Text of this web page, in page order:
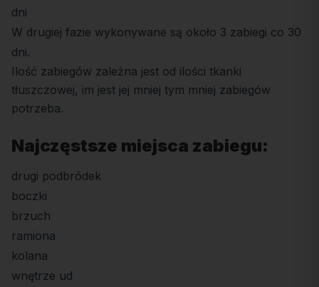
dni
W drugiej fazie wykonywane są około 3 zabiegi co 30
dni.
Ilość zabiegów zależna jest od ilości tkanki
tłuszczowej, im jest jej mniej tym mniej zabiegów
potrzeba.
Najczęstsze miejsca zabiegu:
drugi podbródek
boczki
brzuch
ramiona
kolana
wnętrze ud